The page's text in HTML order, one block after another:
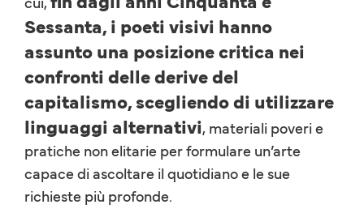
Sessanta, i poeti visivi hanno
assunto una posizione critica nei
confronti delle derive del
capitalismo, scegliendo di utilizzare
linguaggi alternativi, materiali poveri e
pratiche non elitarie per formulare un’arte
capace di ascoltare il quotidiano e le sue
richieste più profonde.